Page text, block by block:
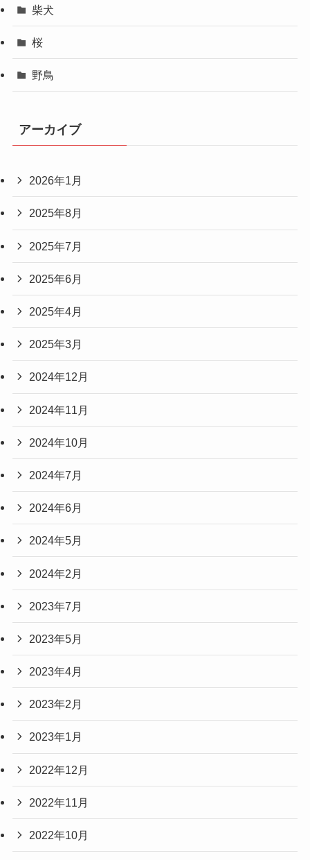
柴犬
桜
野鳥
アーカイブ
2026年1月
2025年8月
2025年7月
2025年6月
2025年4月
2025年3月
2024年12月
2024年11月
2024年10月
2024年7月
2024年6月
2024年5月
2024年2月
2023年7月
2023年5月
2023年4月
2023年2月
2023年1月
2022年12月
2022年11月
2022年10月